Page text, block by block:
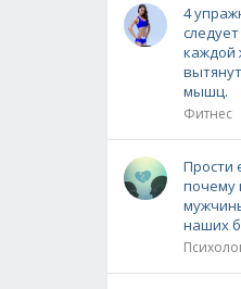
4
каждой
мышц.
Фитнес
Прости
почему
наших